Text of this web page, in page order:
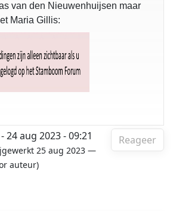
van den Nieuwenhuijsen maar
Maria Gillis:
Reageer
- 24 aug 2023 - 09:21
25 aug 2023 —
auteur)